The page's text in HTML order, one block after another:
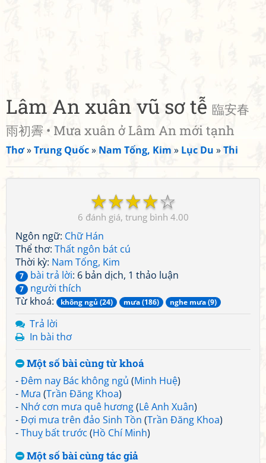
Lâm An xuân vũ sơ tễ 臨安春
雨初霽 • Mưa xuân ở Lâm An mới tạnh
Thơ»Trung Quốc» Nam Tống, Kim » Lục Du »Thi
☆
☆
☆
☆
☆
6 4.00
Ngôn ngữ: Chữ Hán
Thể thơ: Thất ngôn bát cú
Thời kỳ: Nam Tống, Kim
7 bài trả lời: 6 bản dịch, 1 thảo luận
7
người thích
Từ khoá:
không ngủ (24) mưa (186) nghe mưa (9)
Trả lời
In bài thơ
Một số bài cùng từ khoá
-Đêm nay Bác không ngủ (Minh Huệ)
- Mưa (Trần Đăng Khoa)
- Nhớ cơn mưa quê hương(Lê Anh Xuân)
-Đợi mưa trên đảo Sinh Tồn (Trần Đăng Khoa)
-Thuỵ bất trước (Hồ Chí Minh)
Một số bài cùng tác giả